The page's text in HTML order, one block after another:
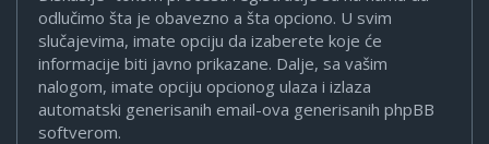
odlučimo šta je obavezno a šta opciono. U svim
slučajevima, imate opciju da izaberete koje će
informacije biti javno prikazane. Dalje, sa vašim
nalogom, imate opciju opcionog ulaza i izlaza
automatski generisanih email-ova generisanih phpBB
softverom.